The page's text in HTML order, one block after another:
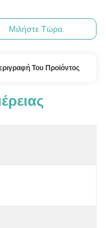
Μιλήστε Τώρα.
Του Προϊόντος